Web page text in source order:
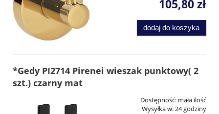
105,80 zł
dodaj do koszyka
*Gedy PI2714 Pirenei wieszak punktowy( 2
szt.) czarny mat
Dostępność: mała ilość
Wysyłka w:24 godziny